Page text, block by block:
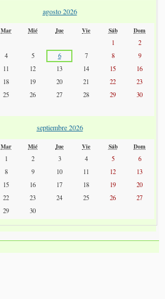
agosto 2026
Mar Mié Jue Vie Sáb
Dom
1
2
4 5 6 7 8
9
11 12 13 14 15
16
18 19 20 21 22
23
25 26 27 28 29
30
septiembre 2026
Mar Mié Jue Vie Sáb
Dom
1
2 3 4 5
6
8 9 10 11 12
13
15 16 17 18 19
20
22 23 24 25 26
27
29 30